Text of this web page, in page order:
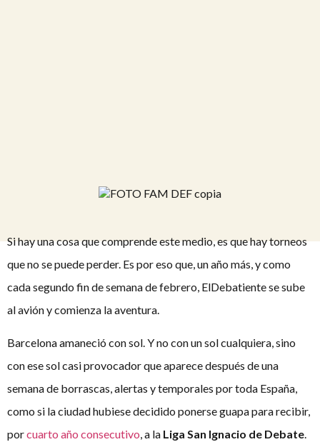
Si hay una cosa que comprende este medio, es que hay torneos
que no se puede perder. Es por eso que, un año más, y como
cada segundo fin de semana de febrero, ElDebatiente se sube
al avión y comienza la aventura.
Barcelona amaneció con sol. Y no con un sol cualquiera, sino
con ese sol casi provocador que aparece después de una
semana de borrascas, alertas y temporales por toda España,
como si la ciudad hubiese decidido ponerse guapa para recibir,
porcuarto año consecutivo, a la Liga San Ignacio de Debate.